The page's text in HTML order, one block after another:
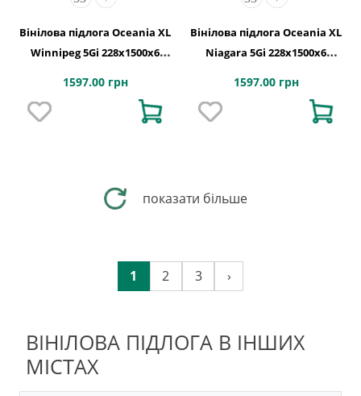
Вінілова підлога Oceania XL
Winnipeg 5Gi 228x1500х6
1597.00 грн
Вінілова підлога Oceania XL
Niagara 5Gi 228x1500х6
1597.00 грн
показати більше
1 2 3 ›
ВІНІЛОВА ПІДЛОГА В ІНШИХ
МІСТАХ